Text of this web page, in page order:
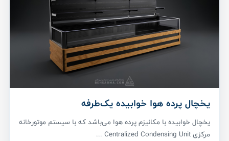
یخچال پرده هوا خوابیده یک‌طرفه
یخچال خوابیده با مکانیزم پرده هوا می‌باشد که با سیستم موتورخانه
مرکزی Centralized Condensing Unit ...